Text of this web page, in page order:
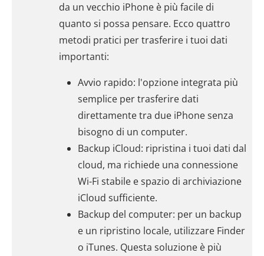
da un vecchio iPhone è più facile di
quanto si possa pensare. Ecco quattro
metodi pratici per trasferire i tuoi dati
importanti:
Avvio rapido: l'opzione integrata più
semplice per trasferire dati
direttamente tra due iPhone senza
bisogno di un computer.
Backup iCloud: ripristina i tuoi dati dal
cloud, ma richiede una connessione
Wi-Fi stabile e spazio di archiviazione
iCloud sufficiente.
Backup del computer: per un backup
e un ripristino locale, utilizzare Finder
o iTunes. Questa soluzione è più